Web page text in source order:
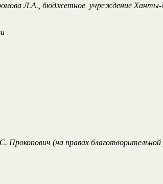
Л.А., бюджетное учреждение Ханты-
С. Прокопович (на правах